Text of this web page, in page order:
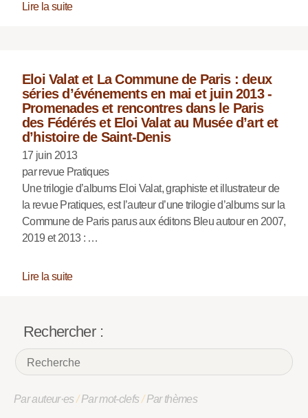
Lire la suite
Eloi Valat et La Commune de Paris : deux
séries d’événements en mai et juin 2013 -
Promenades et rencontres dans le Paris
des Fédérés et Eloi Valat au Musée d’art et
d’histoire de Saint-Denis
17 juin 2013
par revue Pratiques
Une trilogie d’albums Eloi Valat, graphiste et illustrateur de
la revue Pratiques, est l’auteur d’une trilogie d’albums sur la
Commune de Paris parus aux éditons Bleu autour en 2007,
2019 et 2013 : …
Lire la suite
Rechercher :
Par auteur·es/Par mot-clefs/Par thèmes